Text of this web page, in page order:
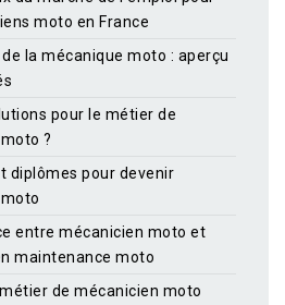
moto en France
la mécanique moto : aperçu
pour le métier de
?
diplômes pour devenir
entre mécanicien moto et
maintenance moto
de mécanicien moto